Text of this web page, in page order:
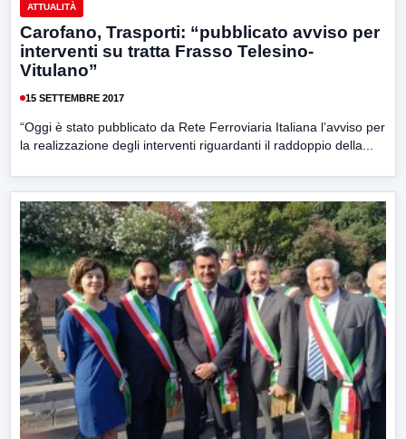
ATTUALITÀ
Carofano, Trasporti: “pubblicato avviso per
interventi su tratta Frasso Telesino-
Vitulano”
15 SETTEMBRE 2017
“Oggi è stato pubblicato da Rete Ferroviaria Italiana l’avviso per
la realizzazione degli interventi riguardanti il raddoppio della...